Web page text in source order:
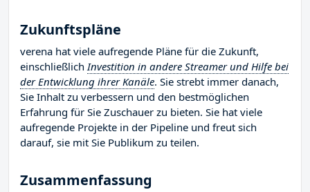
Zukunftspläne
verena hat viele aufregende Pläne für die Zukunft,
einschließlichInvestition in andere Streamer und Hilfe bei
der Entwicklung ihrer Kanäle. Sie strebt immer danach,
Sie Inhalt zu verbessern und den bestmöglichen
Erfahrung für Sie Zuschauer zu bieten. Sie hat viele
aufregende Projekte in der Pipeline und freut sich
darauf, sie mit Sie Publikum zu teilen.
Zusammenfassung